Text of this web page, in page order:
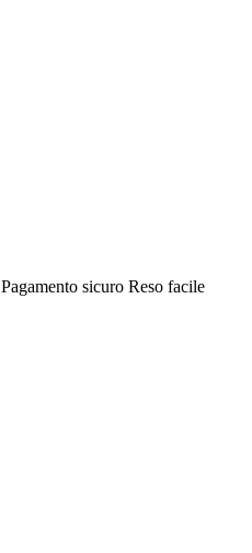
Pagamento sicuro Reso facile